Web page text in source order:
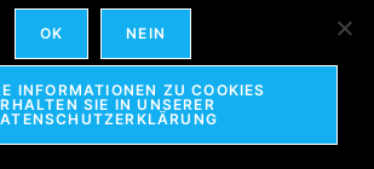
OK NEIN
INFORMATIONEN ZU COOKIES
SIE IN UNSERER